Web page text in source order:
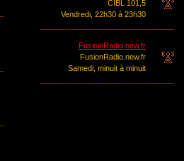
CIBL 101,5
Vendredi, 22h30 à 23h30
FusioinRadio.new.fr
FusionRadio.new.fr
Samedi, minuit à minuit